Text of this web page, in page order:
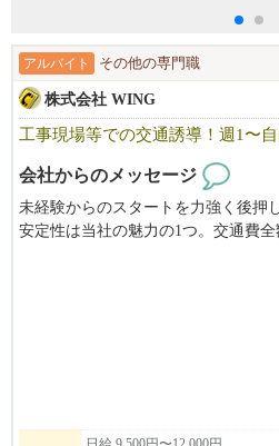
アルバイト その他の専門職
株式会社 WING
工事現場等での交通誘導！週1〜
会社からのメッセージ
未経験からのスタートを力強く後押
安定性は当社の魅力の1つ。交通費